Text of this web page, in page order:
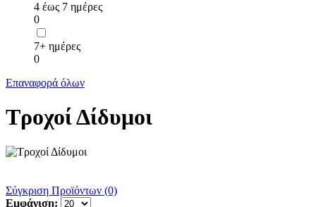
4 έως 7 ημέρες
0
7+ ημέρες
0
Επαναφορά όλων
Τροχοί Δίδυμοι
Σύγκριση Προϊόντων (0)
Εμφάνιση: